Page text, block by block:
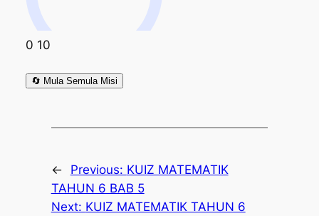
0 10
🔄 Mula Semula Misi
← Previous: KUIZ MATEMATIK
TAHUN 6 BAB 5
Next: KUIZ MATEMATIK TAHUN 6